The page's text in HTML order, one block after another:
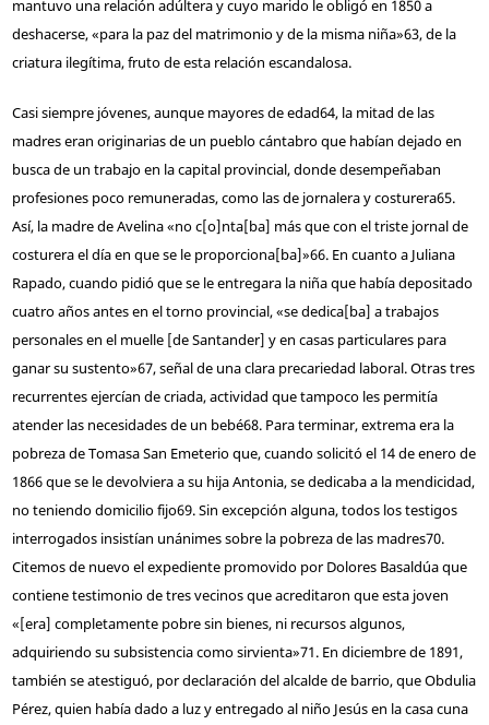
mantuvo una relación adúltera y cuyo marido le obligó en 1850 a
deshacerse, «para la paz del matrimonio y de la misma niña»63, de la
criatura ilegítima, fruto de esta relación escandalosa.
Casi siempre jóvenes, aunque mayores de edad64, la mitad de las
madres eran originarias de un pueblo cántabro que habían dejado en
busca de un trabajo en la capital provincial, donde desempeñaban
profesiones poco remuneradas, como las de jornalera y costurera65.
Así, la madre de Avelina «no c[o]nta[ba] más que con el triste jornal de
costurera el día en que se le proporciona[ba]»66. En cuanto a Juliana
Rapado, cuando pidió que se le entregara la niña que había depositado
cuatro años antes en el torno provincial, «se dedica[ba] a trabajos
personales en el muelle [de Santander] y en casas particulares para
ganar su sustento»67, señal de una clara precariedad laboral. Otras tres
recurrentes ejercían de criada, actividad que tampoco les permitía
atender las necesidades de un bebé68. Para terminar, extrema era la
pobreza de Tomasa San Emeterio que, cuando solicitó el 14 de enero de
1866 que se le devolviera a su hija Antonia, se dedicaba a la mendicidad,
no teniendo domicilio fijo69. Sin excepción alguna, todos los testigos
interrogados insistían unánimes sobre la pobreza de las madres70.
Citemos de nuevo el expediente promovido por Dolores Basaldúa que
contiene testimonio de tres vecinos que acreditaron que esta joven
«[era] completamente pobre sin bienes, ni recursos algunos,
adquiriendo su subsistencia como sirvienta»71. En diciembre de 1891,
también se atestiguó, por declaración del alcalde de barrio, que Obdulia
Pérez, quien había dado a luz y entregado al niño Jesús en la casa cuna